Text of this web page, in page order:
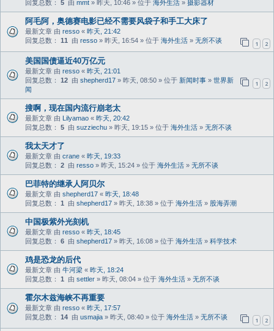
回复总数： 5 由 mmt » 昨天, 10:46 » 位于 海外生活 » 摄影器材
阿毛阿，奥德赛电影已经不需要风袋子和手工大床了
最新文章 由 resso « 昨天, 21:42
回复总数： 11 1 2
由 resso » 昨天, 16:54 » 位于 海外生活 » 无所不谈
美国国债逼近40万亿元
最新文章 由 resso « 昨天, 21:01
回复总数： 12 1 2
由 shepherd17 » 昨天, 08:50 » 位于 新闻时事 » 世界新
闻
搜啊，现在国内流行崩老太
最新文章 由 Lilyamao « 昨天, 20:42
回复总数： 5 由 suzziechu » 昨天, 19:15 » 位于 海外生活 » 无所不谈
我太天才了
最新文章 由 crane « 昨天, 19:33
回复总数： 2 由 resso » 昨天, 15:24 » 位于 海外生活 » 无所不谈
巴菲特的继承人阿贝尔
最新文章 由 shepherd17 « 昨天, 18:48
回复总数： 1 由 shepherd17 » 昨天, 18:38 » 位于 海外生活 » 股海弄潮
中国极紫外光刻机
最新文章 由 resso « 昨天, 18:45
回复总数： 6 由 shepherd17 » 昨天, 16:08 » 位于 海外生活 » 科学技术
鸡是恐龙的后代
最新文章 由 牛河梁 « 昨天, 18:24
回复总数： 1 由 settler » 昨天, 08:04 » 位于 海外生活 » 无所不谈
霍尔木兹海峡不再重要
最新文章 由 resso « 昨天, 17:57
回复总数： 14 1 2
由 usmajia » 昨天, 08:40 » 位于 海外生活 » 无所不谈